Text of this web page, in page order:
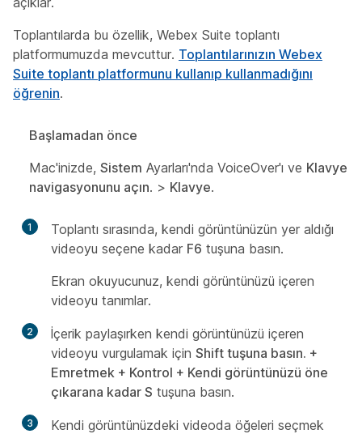
Toplantılarda bu özellik, Webex Suite toplantı
platformumuzda mevcuttur. Toplantılarınızın Webex
Suite toplantı platformunu kullanıp kullanmadığını
öğrenin.
Başlamadan önce
Mac'inizde, Sistem Ayarları'nda VoiceOver'ı ve Klavye
navigasyonunu açın. > Klavye.
1
Toplantı sırasında, kendi görüntünüzün yer aldığı
videoyu seçene kadar F6 tuşuna basın.
Ekran okuyucunuz, kendi görüntünüzü içeren
videoyu tanımlar.
2
İçerik paylaşırken kendi görüntünüzü içeren
videoyu vurgulamak için Shift tuşuna basın. +
Emretmek + Kontrol + Kendi görüntünüzü öne
çıkarana kadar S tuşuna basın.
3
Kendi görüntünüzdeki videoda öğeleri seçmek